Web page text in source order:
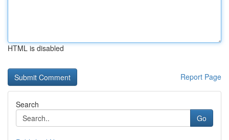
HTML is disabled
Report Page
Search
Go